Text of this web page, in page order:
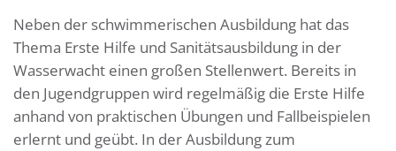
Neben der schwimmerischen Ausbildung hat das
Thema Erste Hilfe und Sanitätsausbildung in der
Wasserwacht einen großen Stellenwert. Bereits in
den Jugendgruppen wird regelmäßig die Erste Hilfe
anhand von praktischen Übungen und Fallbeispielen
erlernt und geübt. In der Ausbildung zum